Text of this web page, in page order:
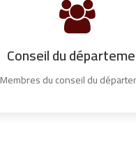
Conseil du
Membres du conseil du